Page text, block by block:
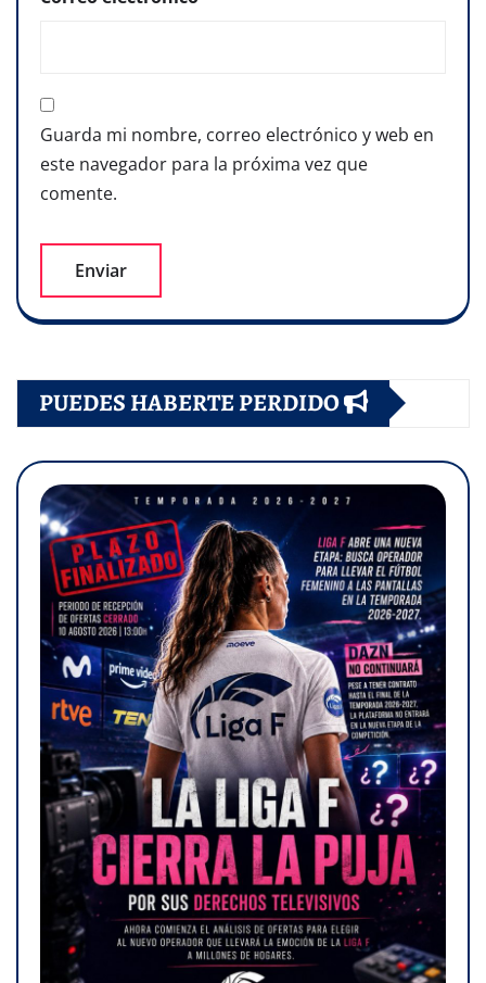
Guarda mi nombre, correo electrónico y web en
este navegador para la próxima vez que
comente.
PUEDES HABERTE PERDIDO